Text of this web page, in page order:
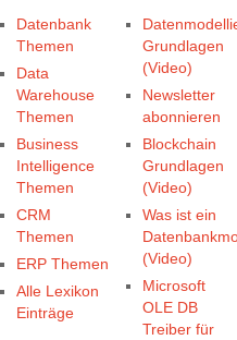
Datenbank
Themen
Data
Warehouse
Themen
Business
Intelligence
Themen
CRM
Themen
ERP Themen
Alle Lexikon
Einträge
Grundlagen
(Video)
Newsletter
abonnieren
Blockchain
Grundlagen
(Video)
Was ist ein
(Video)
Microsoft
OLE DB
Treiber für